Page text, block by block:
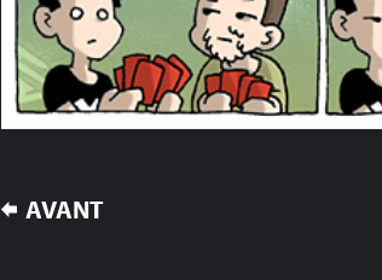
NAVIGATION
AVANT